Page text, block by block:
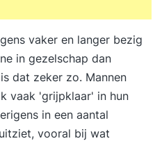
vaker en langer bezig
in gezelschap dan
dat zeker zo. Mannen
vaak 'grijpklaar' in hun
in een aantal
vooral bij wat